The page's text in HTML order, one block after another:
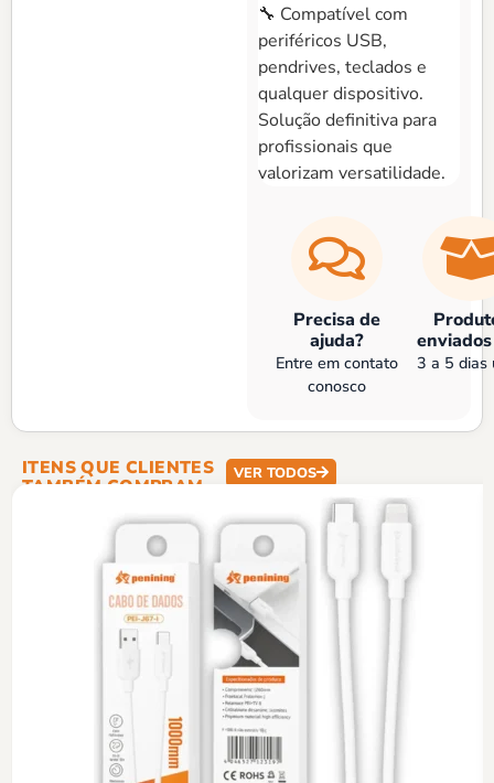
🔧 Compatível com
periféricos USB,
pendrives, teclados e
qualquer dispositivo.
Solução definitiva para
profissionais que
valorizam versatilidade.
Precisa de
ajuda?
Entre em contato
conosco
3 a 5 dias
ITENS QUE CLIENTES
TAMBÉM COMPRAM
VER TODOS